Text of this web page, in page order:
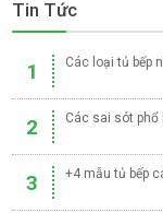
Tin Tức
1 Các loại tủ bếp
2 Các sai sót phổ
3 +4 mẫu tủ bếp